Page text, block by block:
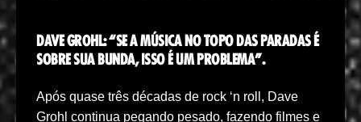
DAVE GROHL: “SE A MÚSICA NO TOPO DAS PARADAS É
SOBRE SUA BUNDA, ISSO É UM PROBLEMA”.
Após quase três décadas de rock ‘n roll, Dave
Grohl continua pegando pesado, fazendo filmes e